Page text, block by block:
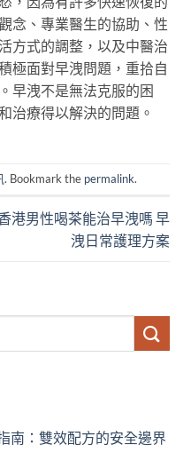
念、專業醫生的協助、性
方式的調整，以及中醫治
極面對早洩問題，重拾自
早洩不是無法克服的困
治療得以解決的問題。
. Bookmark the permalink.
港男性喝茶能治早洩嗎 早
洩日常護理方案
南：雙效配方的安全邊界